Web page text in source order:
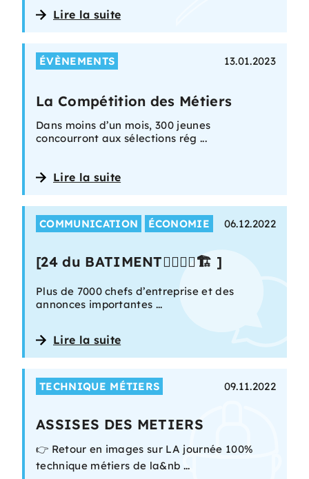
Lire la suite
ÉVÈNEMENTS 13.01.2023
La Compétition des Métiers
Dans moins d’un mois, 300 jeunes
concourront aux sélections rég ...
Lire la suite
COMMUNICATION ÉCONOMIE 06.12.2022
[24 du BATIMENT👷‍♀️👷‍♂️🏗 ]
Plus de 7000 chefs d’entreprise et des
annonces importantes ...
Lire la suite
TECHNIQUE MÉTIERS 09.11.2022
ASSISES DES METIERS
👉 Retour en images sur LA journée 100%
technique métiers de la&nb ...